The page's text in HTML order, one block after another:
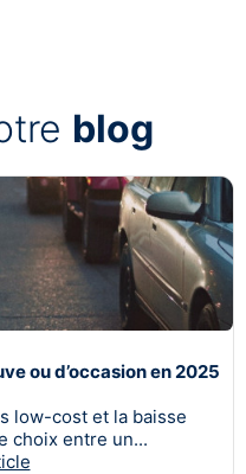
blog
ou d’occasion en 2025
low-cost et la baisse
choix entre un...